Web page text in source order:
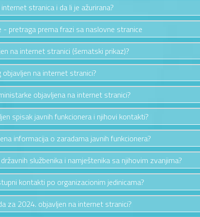
stranica i da li je ažurirana?
pretraga prema frazi sa naslovne stranice
na internet stranici (šematski prikaz)?
objavljen na internet stranici?
objavljena na internet stranici?
spisak javnih funkcionera i njihovi kontakti?
informacija o zaradama javnih funkcionera?
službenika i namještenika sa njihovim zvanjima?
kontakti po organizacionim jedinicama?
za 2024. objavljen na internet stranici?